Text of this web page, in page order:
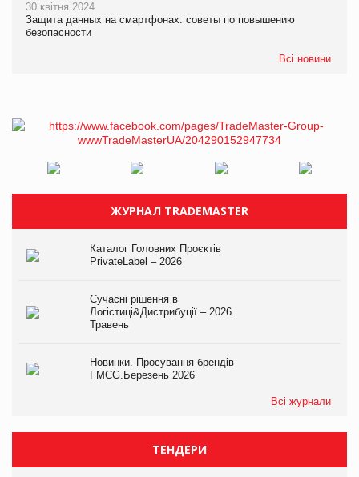
30 квітня 2024
Защита данных на смартфонах: советы по повышению
безопасности
Всі новини
ЖУРНАЛ TRADEMASTER
Каталог Головних Проєктів
PrivateLabel – 2026
Сучасні рішення в
Логістиці&Дистрибуції – 2026.
Травень
Новинки. Просування брендів
FMCG.Березень 2026
Всі журнали
ТЕНДЕРИ